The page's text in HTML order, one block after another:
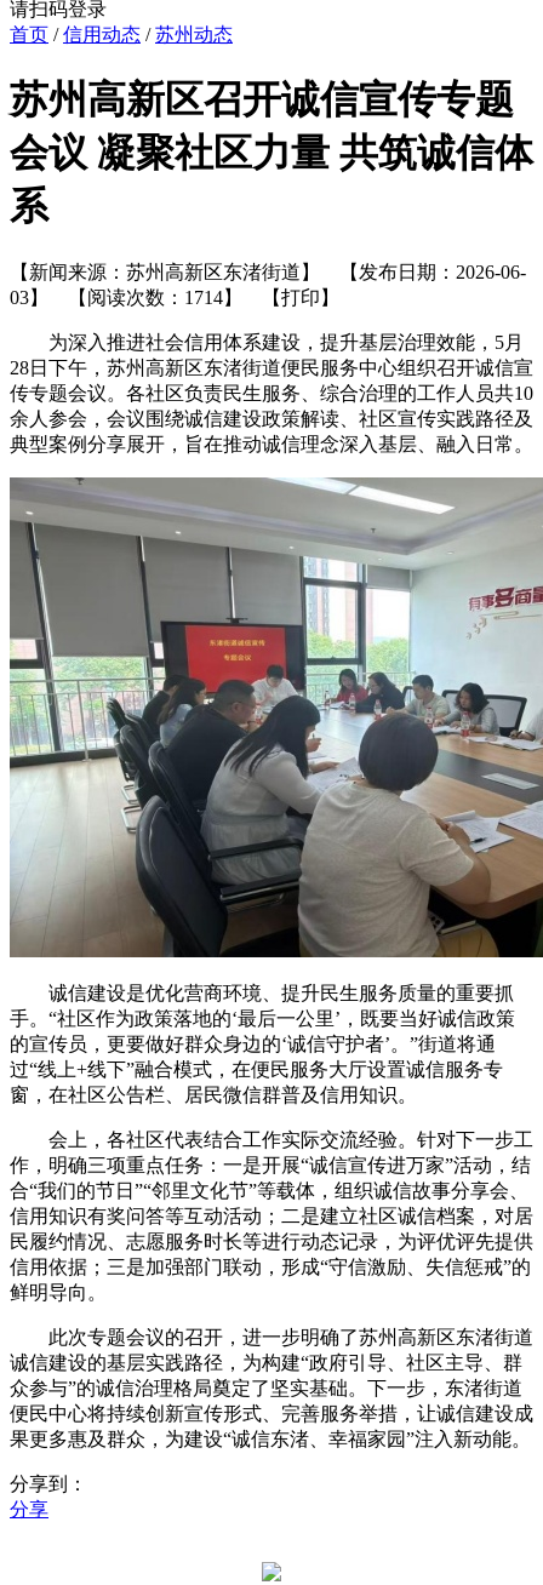
请扫码登录
首页 /信用动态 /苏州动态
苏州高新区召开诚信宣传专题
会议 凝聚社区力量 共筑诚信体
系
【新闻来源：苏州高新区东渚街道】 【发布日期：2026-06-
03】 【阅读次数：1714】
【打印】
为深入推进社会信用体系建设，提升基层治理效能，5月
28日下午，苏州高新区东渚街道便民服务中心组织召开诚信宣
传专题会议。各社区负责民生服务、综合治理的工作人员共10
余人参会，会议围绕诚信建设政策解读、社区宣传实践路径及
典型案例分享展开，旨在推动诚信理念深入基层、融入日常。
诚信建设是优化营商环境、提升民生服务质量的重要抓
手。“社区作为政策落地的‘最后一公里’，既要当好诚信政策
的宣传员，更要做好群众身边的‘诚信守护者’。”街道将通
过“线上+线下”融合模式，在便民服务大厅设置诚信服务专
窗，在社区公告栏、居民微信群普及信用知识。
会上，各社区代表结合工作实际交流经验。针对下一步工
作，明确三项重点任务：一是开展“诚信宣传进万家”活动，结
合“我们的节日”“邻里文化节”等载体，组织诚信故事分享会、
信用知识有奖问答等互动活动；二是建立社区诚信档案，对居
民履约情况、志愿服务时长等进行动态记录，为评优评先提供
信用依据；三是加强部门联动，形成“守信激励、失信惩戒”的
鲜明导向。
此次专题会议的召开，进一步明确了苏州高新区东渚街道
诚信建设的基层实践路径，为构建“政府引导、社区主导、群
众参与”的诚信治理格局奠定了坚实基础。下一步，东渚街道
便民中心将持续创新宣传形式、完善服务举措，让诚信建设成
果更多惠及群众，为建设“诚信东渚、幸福家园”注入新动能。
分享到：
分享